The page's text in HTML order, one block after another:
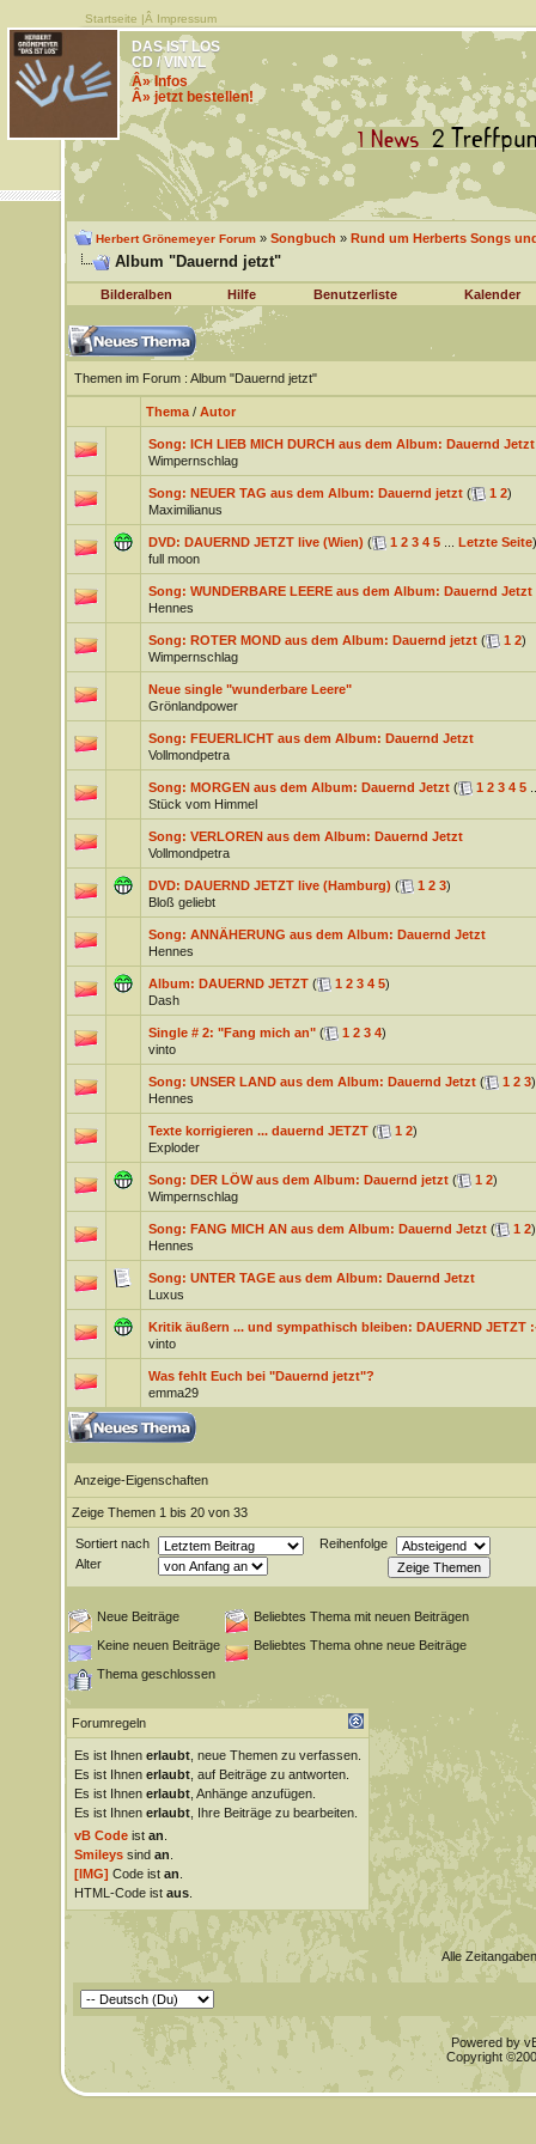
Startseite |Â Impressum
DAS IST LOS
CD / VINYL
Â» Infos
Â» jetzt bestellen!
Herbert Grönemeyer Forum» Songbuch » Rund um Herberts Songs
Album "Dauernd jetzt"
Bilderalben Hilfe Benutzerliste Kalender
Themen im Forum: Album "Dauernd jetzt"
Thema/ Autor
Song: ICH LIEB MICH DURCH aus dem Album: Dauernd Jetzt
Wimpernschlag
Song: NEUER TAG aus dem Album: Dauernd jetzt ( 1 2)
Maximilianus
DVD: DAUERND JETZT live (Wien) ( 1 2 3 4 5... Letzte Seite)
full moon
Song: WUNDERBARE LEERE aus dem Album: Dauernd Jetzt
Hennes
Song: ROTER MOND aus dem Album: Dauernd jetzt ( 1 2)
Wimpernschlag
Neue single "wunderbare Leere"
Grönlandpower
Song: FEUERLICHT aus dem Album: Dauernd Jetzt
Vollmondpetra
Song: MORGEN aus dem Album: Dauernd Jetzt ( 1 2 3 4 5
Stück vom Himmel
Song: VERLOREN aus dem Album: Dauernd Jetzt
Vollmondpetra
DVD: DAUERND JETZT live (Hamburg) ( 1 2 3)
Bloß geliebt
Song: ANNÄHERUNG aus dem Album: Dauernd Jetzt
Hennes
Album: DAUERND JETZT ( 1 2 3 4 5)
Dash
Single # 2: "Fang mich an" ( 1 2 3 4)
vinto
Song: UNSER LAND aus dem Album: Dauernd Jetzt ( 1 2 3)
Hennes
Texte korrigieren ... dauernd JETZT ( 1 2)
Exploder
Song: DER LÖW aus dem Album: Dauernd jetzt ( 1 2)
Wimpernschlag
Song: FANG MICH AN aus dem Album: Dauernd Jetzt ( 1 2)
Hennes
Song: UNTER TAGE aus dem Album: Dauernd Jetzt
Luxus
Kritik äußern ... und sympathisch bleiben: DAUERND JETZT
vinto
Was fehlt Euch bei "Dauernd jetzt"?
emma29
Anzeige-Eigenschaften
Zeige Themen 1 bis 20 von 33
Sortiert nach
Reihenfolge
Alter
Neue Beiträge
Beliebtes Thema mit neuen Beiträgen
Keine neuen Beiträge
Beliebtes Thema ohne neue Beiträge
Thema geschlossen
Forumregeln
Es ist Ihnen erlaubt, neue Themen zu verfassen.
Es ist Ihnen erlaubt, auf Beiträge zu antworten.
Es ist Ihnen erlaubt, Anhänge anzufügen.
Es ist Ihnen erlaubt, Ihre Beiträge zu bearbeiten.
vB Codeist an
Smileyssind an
[IMG] Code ist an
HTML-Code ist aus.
Alle
Powered by
Copyright